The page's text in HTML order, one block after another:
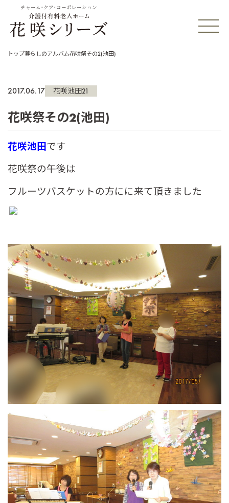
チャーム・ケア・コーポレーション
トップ暮らしのアルバム花咲祭その2(池田)
2017.06.17 花咲池田21
花咲祭その2(池田)
花咲池田 です
花咲祭の午後は
フルーツバスケットの方にに来て頂きました